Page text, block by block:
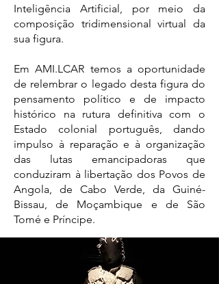
Inteligência Artificial, por meio da
composição tridimensional virtual da
sua figura.
Em AMI.LCAR temos a oportunidade
de relembrar o legado desta figura do
pensamento político e de impacto
histórico na rutura definitiva com o
Estado colonial português, dando
impulso à reparação e à organização
das lutas emancipadoras que
conduziram à libertação dos Povos de
Angola, de Cabo Verde, da Guiné-
Bissau, de Moçambique e de São
Tomé e Príncipe.